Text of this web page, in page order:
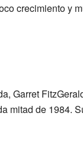
crecimiento y
Garret
mitad de 1984.